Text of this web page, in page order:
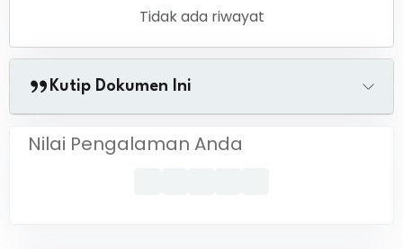
Tidak ada riwayat
Kutip Dokumen Ini
Nilai Pengalaman Anda